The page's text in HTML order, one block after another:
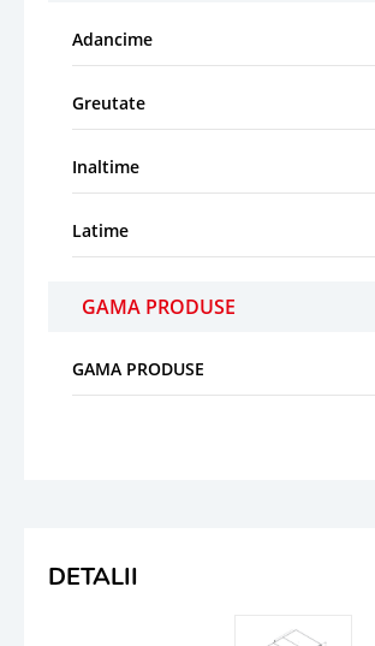
Adancime
Greutate
Inaltime
Latime
GAMA PRODUSE
GAMA PRODUSE
DETALII